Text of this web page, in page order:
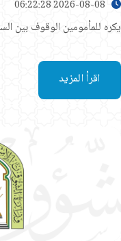
يكره للمأمومين الوقوف بين